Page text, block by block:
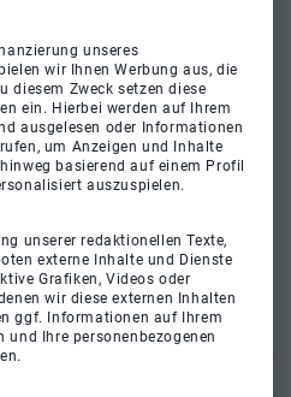
unseres
wir Ihnen Werbung aus, die
diesem Zweck setzen diese
ein. Hierbei werden auf Ihrem
ausgelesen oder Informationen
um Anzeigen und Inhalte
basierend auf einem Profil
auszuspielen.
unserer redaktionellen Texte,
externe Inhalte und Dienste
Grafiken, Videos oder
wir diese externen Inhalten
ggf. Informationen auf Ihrem
und Ihre personenbezogenen